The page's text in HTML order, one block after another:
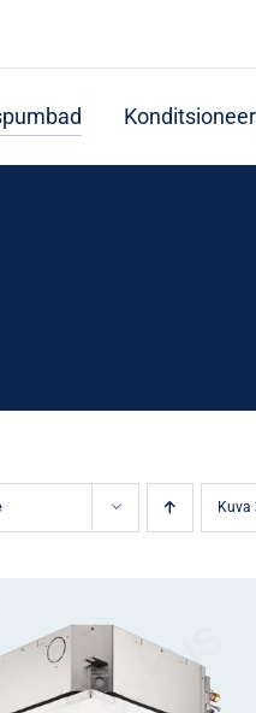
Kuva